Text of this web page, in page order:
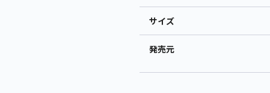
サイズ
発売元